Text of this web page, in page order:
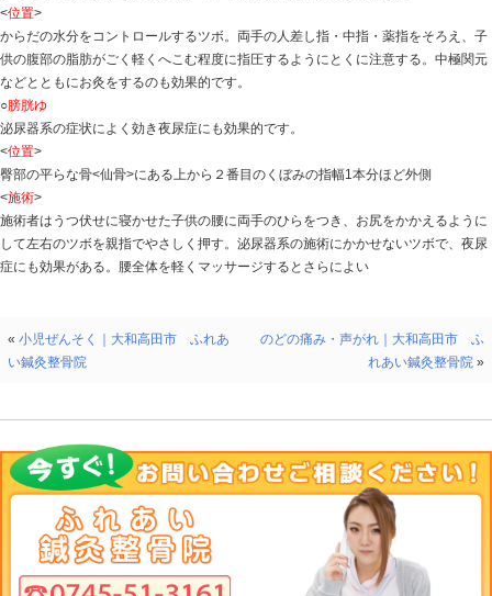
中心に各ツボを刺激します。指圧もよいですが、この場
す。ただし、小さな子供ですから、市販の温灸を使用し
ようにします。そのほか、百会、肩井などの刺激は全身
は冷えに効きます。
<施術のすすめ方
○腎ゆ
お尻へめぐる血行をよくし、夜盲症の子供に多くみられ
やわらげる
位置>
<施術>
ら下が冷えている場合が多いが、このツボと近くの志室
の緊張がほぐれて血行がよくなり、冷えがやわらぐ
○水分
からだの水分を調節する大切なツボ、子供の場合はやさ
位置>
からだの水分をコントロールするツボ。両手の人差し指